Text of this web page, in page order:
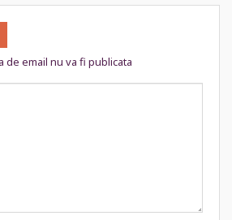
de email nu va fi publicata